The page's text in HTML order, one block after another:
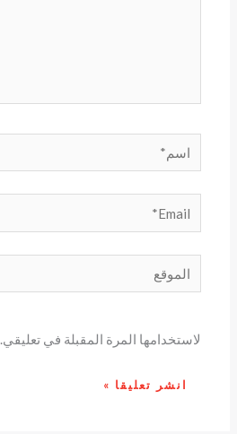
اسم*
الموقع
لاستخدامها المرة المقبلة في تعليقي.